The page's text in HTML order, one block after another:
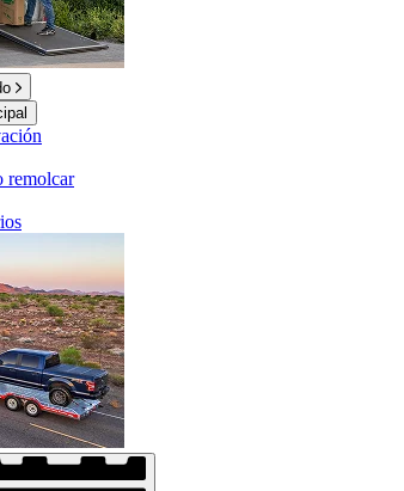
remolcar